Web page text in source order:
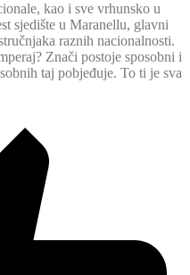
kao i sve vrhunsko u
sjedište u Maranellu, glavni
raznih nacionalnosti.
Znači postoje sposobni i
taj pobjeđuje. To ti je sva